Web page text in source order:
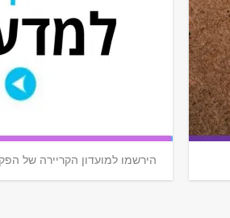
הירשמו למועדון הקריירה של